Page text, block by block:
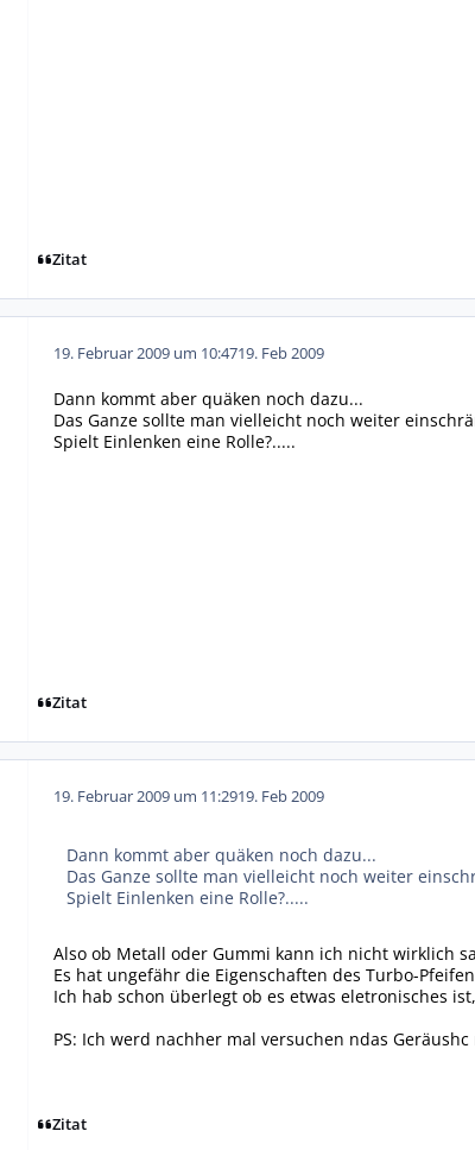
Zitat
19. Februar 2009 um 10:4719. Feb 2009
Dann kommt aber quäken noch dazu...
Das Ganze sollte man vielleicht noch weiter
Spielt Einlenken eine Rolle?.....
Zitat
19. Februar 2009 um 11:2919. Feb 2009
Dann kommt aber quäken noch dazu...
Das Ganze sollte man vielleicht noch weiter
Spielt Einlenken eine Rolle?.....
Also ob Metall oder Gummi kann ich nicht wirklich
Es hat ungefähr die Eigenschaften des Turbo-
Ich hab schon überlegt ob es etwas eletronisches
PS: Ich werd nachher mal versuchen ndas
Zitat